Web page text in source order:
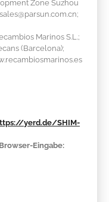
Zone Suzhou
Marinos S.L.;
(Barcelona);
yerd.de/SHIM-
Eingabe: